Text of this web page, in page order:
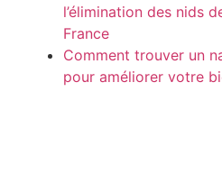
l’élimination des nids
France
Comment trouver un
pour améliorer votre